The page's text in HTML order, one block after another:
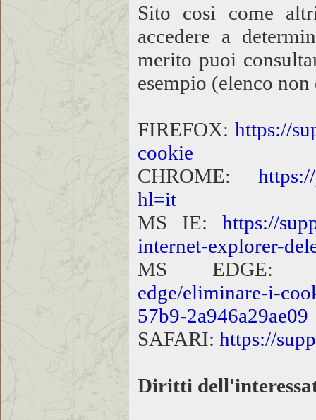
Sito così come
accedere a
merito puoi
esempio (elenco
FIREFOX: https://
cookie
CHROME: https://
hl=it
MS IE: https://
internet-explorer-
MS
edge/eliminare-i-
57b9-2a946a29ae09
SAFARI: https://
Diritti